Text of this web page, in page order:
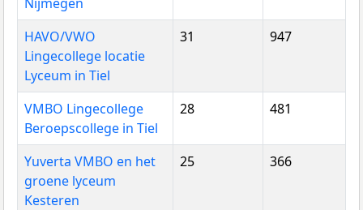
HAVO/VWO
Lingecollege locatie
Lyceum in Tiel
31 947
VMBO Lingecollege
Beroepscollege in Tiel
28 481
Yuverta VMBO en het
groene lyceum
Kesteren
25 366